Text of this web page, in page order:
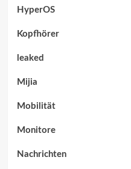
HyperOS
Kopfhörer
leaked
Mijia
Mobilität
Monitore
Nachrichten